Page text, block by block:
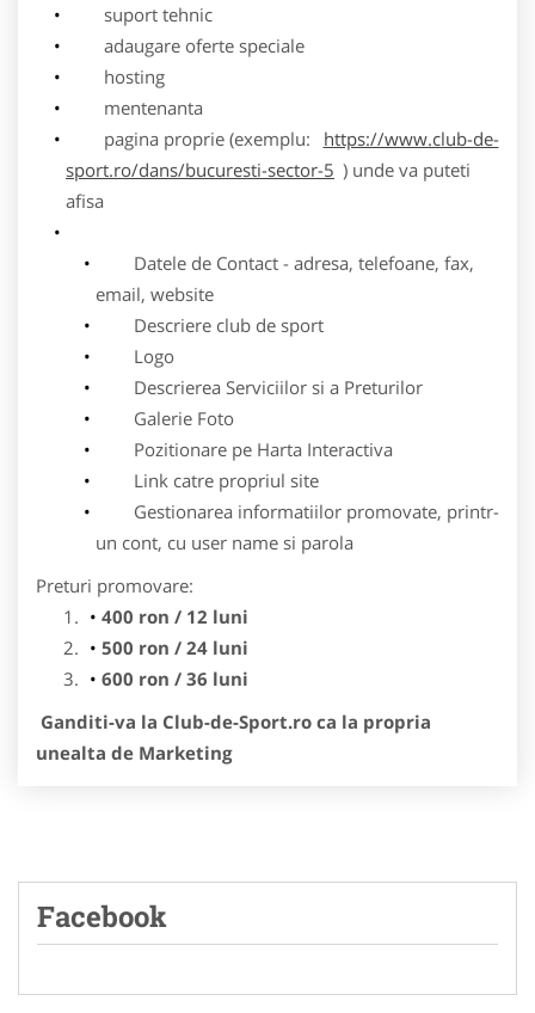
suport tehnic
adaugare oferte speciale
hosting
mentenanta
pagina proprie (exemplu:
https://www.club-de-
sport.ro/dans/bucuresti-sector-5 ) unde va puteti
afisa
Datele de Contact - adresa, telefoane, fax,
email, website
Descriere club de sport
Logo
Descrierea Serviciilor si a Preturilor
Galerie Foto
Pozitionare pe Harta Interactiva
Link catre propriul site
Gestionarea informatiilor promovate, printr-
un cont, cu user name si parola
Preturi promovare:
400 ron / 12 luni
500 ron / 24 luni
600 ron / 36 luni
Ganditi-va la Club-de-Sport.ro ca la propria
unealta de Marketing
Facebook